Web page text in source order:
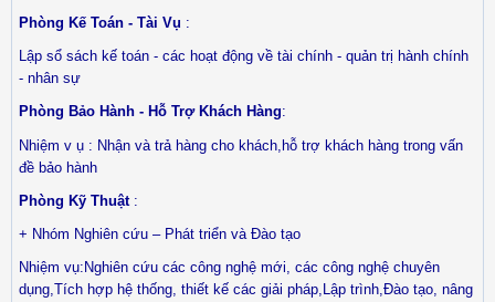
Phòng Kế Toán - Tài Vụ :
Lập sổ sách kế toán - các hoạt động về tài chính - quản trị hành chính
- nhân sự
Phòng Bảo Hành - Hỗ Trợ Khách Hàng:
Nhiệm v ụ : Nhận và trả hàng cho khách,hỗ trợ khách hàng trong vấn
đề bảo hành
Phòng Kỹ Thuật:
+ Nhóm Nghiên cứu – Phát triển và Đào tạo
Nhiệm vụ:Nghiên cứu các công nghệ mới, các công nghệ chuyên
dụng,Tích hợp hệ thống, thiết kế các giải pháp,Lập trình,Đào tạo, nâng